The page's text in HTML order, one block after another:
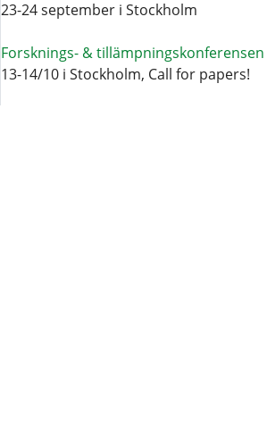
23-24 september i Stockholm
Forsknings- & tillämpningskonferensen
13-14/10 i Stockholm, Call for papers!